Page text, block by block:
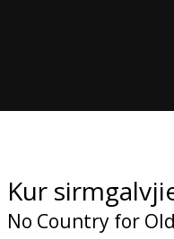
B2B
Kur
No Country for